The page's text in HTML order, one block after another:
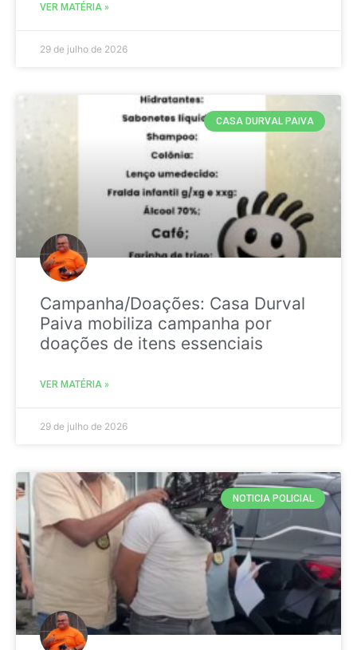
VER MATÉRIA »
29 de julho de 2026
CASA DURVAL PAIVA
Campanha/Doações: Casa Durval
Paiva mobiliza campanha por
doações de itens essenciais
VER MATÉRIA »
29 de julho de 2026
NOTICIA POLICIAL